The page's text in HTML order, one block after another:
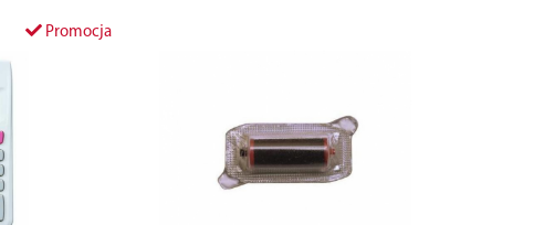
Promocja